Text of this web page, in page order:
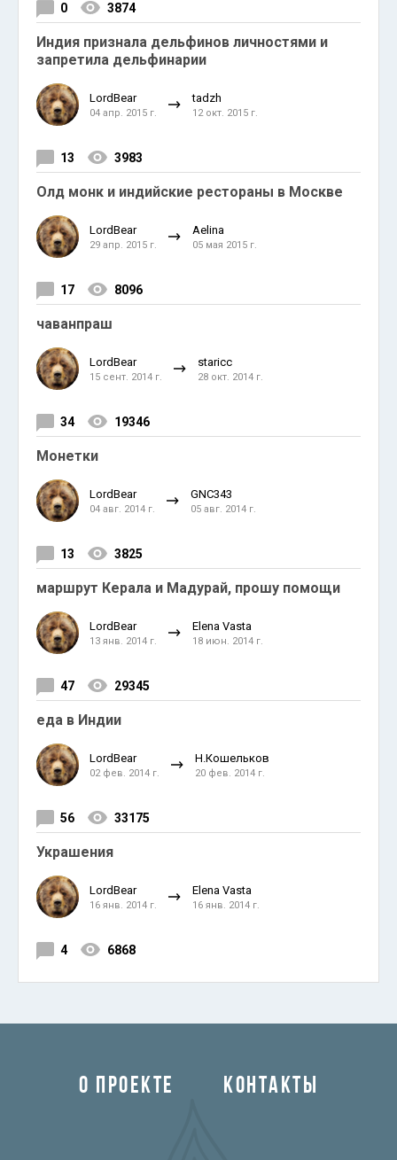
0 3874
Индия признала дельфинов личностями и
запретила дельфинарии
LordBear
04 апр. 2015 г.
tadzh
12 окт. 2015 г.
13 3983
Олд монк и индийские рестораны в Москве
LordBear
29 апр. 2015 г.
Aelina
05 мая 2015 г.
17 8096
чаванпраш
LordBear
15 сент. 2014 г.
staricc
28 окт. 2014 г.
34 19346
Монетки
LordBear
04 авг. 2014 г.
GNC343
05 авг. 2014 г.
13 3825
маршрут Керала и Мадурай, прошу помощи
LordBear
13 янв. 2014 г.
Elena Vasta
18 июн. 2014 г.
47 29345
еда в Индии
LordBear
02 фев. 2014 г.
Н.Кошельков
20 фев. 2014 г.
56 33175
Украшения
LordBear
16 янв. 2014 г.
Elena Vasta
16 янв. 2014 г.
4 6868
О ПРОЕКТЕ КОНТАКТЫ